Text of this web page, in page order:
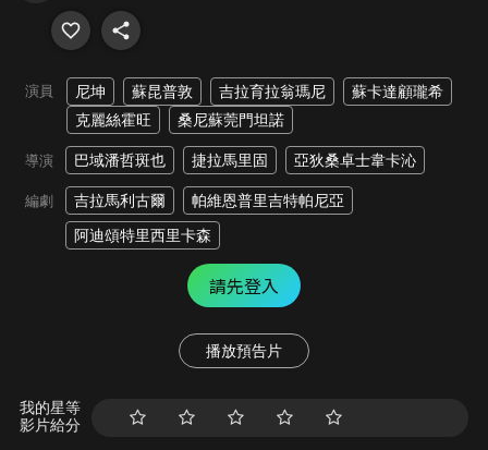
演員 尼坤 蘇昆普敦 吉拉育拉翁瑪尼
蘇卡達顧瓏希
克麗絲霍旺
桑尼蘇莞門坦諾
導演 巴域潘哲斑也 捷拉馬里固 亞狄桑卓士韋卡沁
編劇 吉拉馬利古爾
帕維恩普里吉特帕尼亞
阿迪頌特里西里卡森
請先登入
播放預告片
我的星等
影片給分